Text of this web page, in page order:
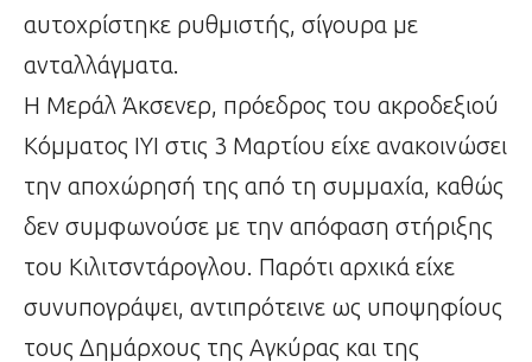
αυτοχρίστηκε ρυθμιστής, σίγουρα με
ανταλλάγματα.
Η Μεράλ Άκσενερ, πρόεδρος του ακροδεξιού
Κόμματος ΙΥΙ στις 3 Μαρτίου είχε ανακοινώσει
την αποχώρησή της από τη συμμαχία, καθώς
δεν συμφωνούσε με την απόφαση στήριξης
του Κιλιτσντάρογλου. Παρότι αρχικά είχε
συνυπογράψει, αντιπρότεινε ως υποψηφίους
τους Δημάρχους της Αγκύρας και της